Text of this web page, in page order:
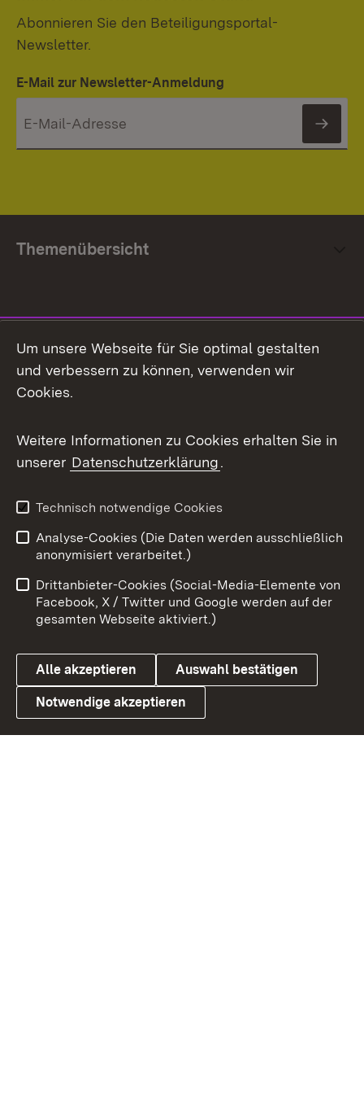
Abonnieren Sie den Beteiligungsportal-
Newsletter.
E-Mail zur Newsletter-Anmeldung
Themenübersicht
Facebook
X / Twitter
Youtube
Link zum Landesportal
Impressum
Kontakt
Barrierefreiheit
Datenschutz
Cookies
Um unsere Webseite für Sie optimal gestalten
und verbessern zu können, verwenden wir
Cookies.
Weitere Informationen zu Cookies erhalten Sie in
unserer Datenschutzerklärung.
Technisch notwendige Cookies
Analyse-Cookies (Die Daten werden ausschließlich
anonymisiert verarbeitet.)
Drittanbieter-Cookies (Social-Media-Elemente von
Facebook, X / Twitter und Google werden auf der
gesamten Webseite aktiviert.)
Alle akzeptieren Auswahl bestätigen
Notwendige akzeptieren